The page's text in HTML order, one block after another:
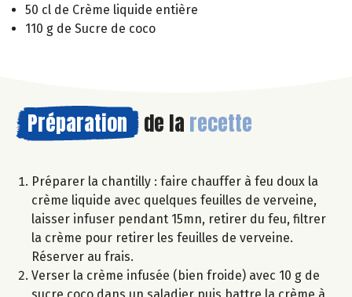
50 cl de Crème liquide entière
110 g de Sucre de coco
Préparation de la recette
Préparer la chantilly : faire chauffer à feu doux la
crème liquide avec quelques feuilles de verveine,
laisser infuser pendant 15mn, retirer du feu, filtrer
la crème pour retirer les feuilles de verveine.
Réserver au frais.
Verser la crème infusée (bien froide) avec 10 g de